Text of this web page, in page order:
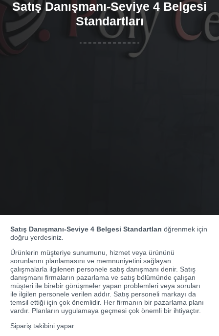
Satış Danışmanı-Seviye 4 Belgesi
Standartları
Satış Danışmanı-Seviye 4 Belgesi Standartları öğrenmek için
doğru yerdesiniz.
Ürünlerin müşteriye sunumunu, hizmet veya ürününü
sorunlarını planlamasını ve memnuniyetini sağlayan
çalışmalarla ilgilenen personele satış danışmanı denir. Satış
danışmanı firmaların pazarlama ve satış bölümünde çalışan
müşteri ile birebir görüşmeler yapan problemleri veya soruları
ile ilgilen personele verilen addır. Satış personeli markayı da
temsil ettiği için çok önemlidir. Her firmanın bir pazarlama planı
vardır. Planların uygulamaya geçmesi çok önemli bir ihtiyaçtır.
Sipariş takibini yapar